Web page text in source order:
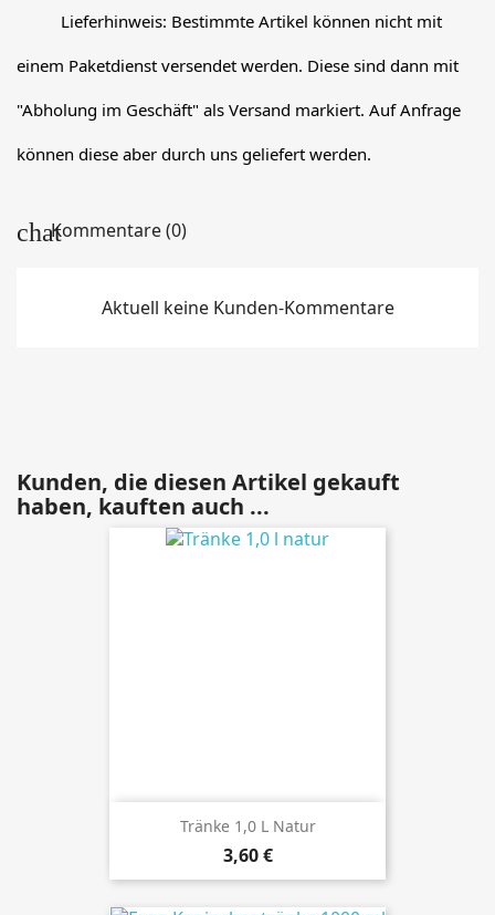
Lieferhinweis: Bestimmte Artikel können nicht mit
einem Paketdienst versendet werden. Diese sind dann mit
"Abholung im Geschäft" als Versand markiert. Auf Anfrage
können diese aber durch uns geliefert werden.
Kommentare (0)
Aktuell keine Kunden-Kommentare
Kunden, die diesen Artikel gekauft
haben, kauften auch ...
Tränke 1,0 L Natur
Preis
3,60 €